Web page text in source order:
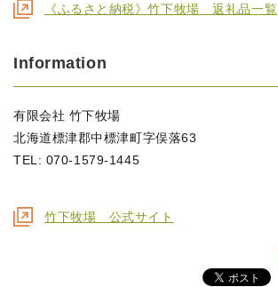
《ふるさと納税》竹下牧場 返礼品一覧
Information
有限会社 竹下牧場
北海道標津郡中標津町字俣落63
TEL: 070-1579-1445
竹下牧場 公式サイト